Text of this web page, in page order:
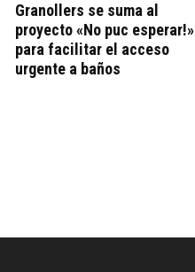
Granollers se suma al
proyecto «No puc esperar!»
para facilitar el acceso
urgente a baños